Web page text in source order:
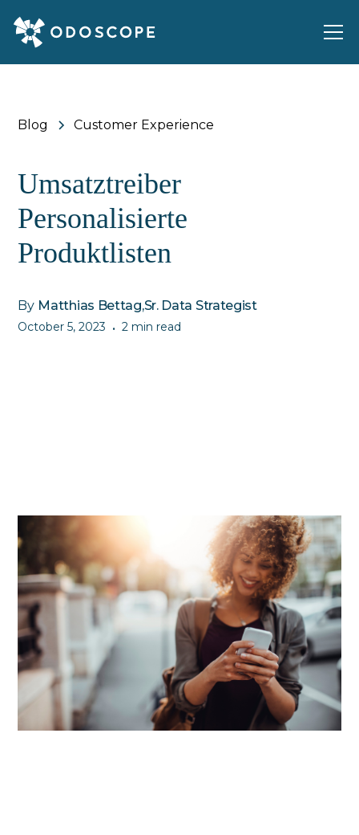
Blog Customer Experience
Umsatztreiber
Personalisierte
Produktlisten
By Matthias Bettag,Sr. Data Strategist
October 5, 2023 • 2 min read